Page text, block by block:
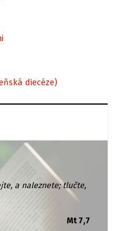
diecéze)
a naleznete; tlučte,
Mt 7,7